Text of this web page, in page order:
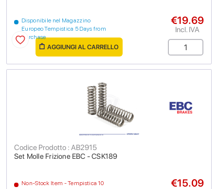
Disponibile nel Magazzino
Europeo Tempistica 5 Days from
purchase
€19.69
Incl. IVA
AGGIUNGI AL CARRELLO
Set Molle Frizione EBC - CSK189
Codice Prodotto : AB2915
Non-Stock Item - Tempistica 10
€15.09